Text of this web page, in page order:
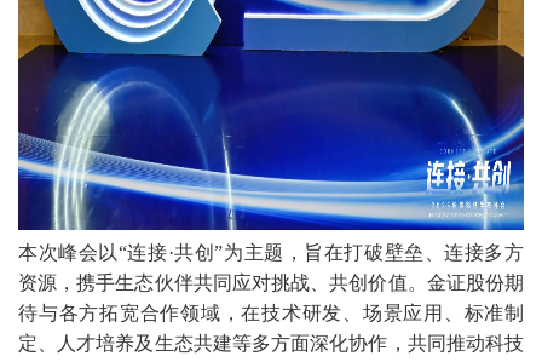
本次峰会以“连接·共创”为主题，旨在打破壁垒、连接多方
资源，携手生态伙伴共同应对挑战、共创价值。金证股份期
待与各方拓宽合作领域，在技术研发、场景应用、标准制
定、人才培养及生态共建等多方面深化协作，共同推动科技